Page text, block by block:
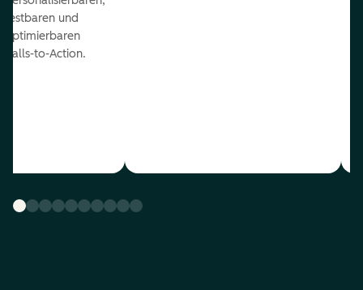
testbaren und
optimierbaren
Calls-to-Action.